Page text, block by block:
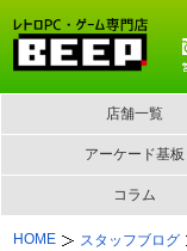
店舗一覧
アーケード基板
コラム
HOME スタッフブログ